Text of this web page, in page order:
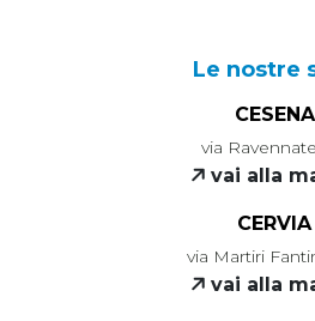
Le nostre
CESENA
via
vai alla
CERVIA
via Martiri
vai alla